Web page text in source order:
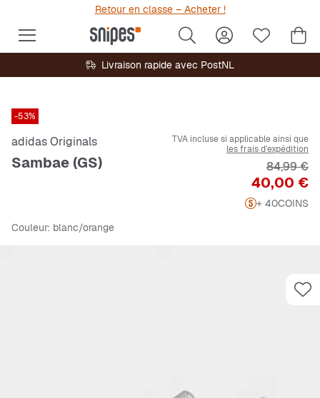
Retour en classe – Acheter !
Livraison rapide avec PostNL
-53%
adidas Originals
Sambae (GS)
TVA incluse si applicable ainsi que
les frais d'expédition
Prix
40,00 €
Prix
84,99 €
+ 40COINS
Couleur: blanc/orange